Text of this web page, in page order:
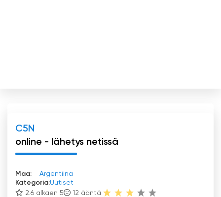
C5N
online - lähetys netissä
Maa:
Argentiina
Kategoria:Uutiset
2.6 alkaen 5
12 ääntä